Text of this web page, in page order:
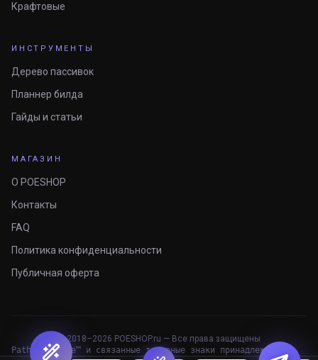
Крафтовые
ИНСТРУМЕНТЫ
Дерево пассивок
Планнер билда
Гайды и статьи
МАГАЗИН
О POESHOP
Контакты
FAQ
Политика конфиденциальности
Публичная оферта
© 2018–2026 POESHOP.ru — Все права защищены
Path of Exile™ и связанные товарные знаки принадлежат